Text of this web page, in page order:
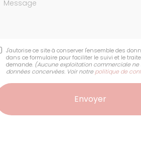
J'autorise ce site à conserver l'ensemble des
dans ce formulaire pour faciliter le suivi et le
demande. (Aucune exploitation commerciale ne
données concervées. Voir notre politique de